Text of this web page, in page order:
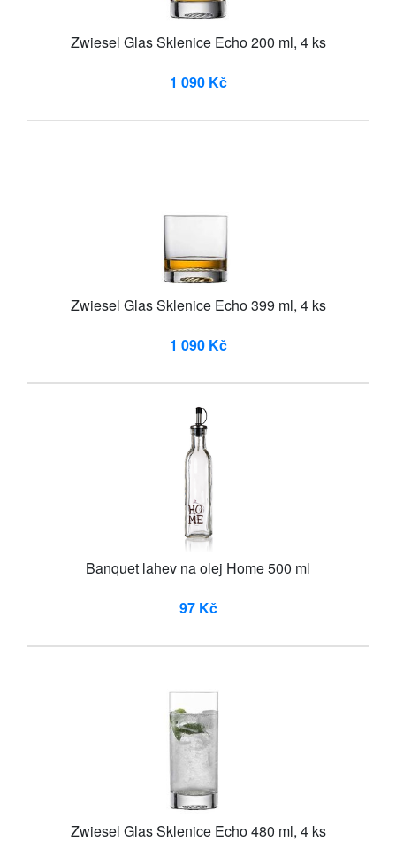
Zwiesel Glas Sklenice Echo 200 ml, 4 ks
1 090 Kč
Zwiesel Glas Sklenice Echo 399 ml, 4 ks
1 090 Kč
Banquet lahev na olej Home 500 ml
97 Kč
Zwiesel Glas Sklenice Echo 480 ml, 4 ks